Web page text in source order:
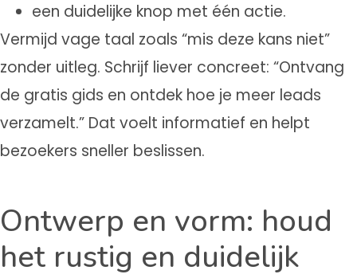
een duidelijke knop met één actie.
Vermijd vage taal zoals “mis deze kans niet”
zonder uitleg. Schrijf liever concreet: “Ontvang
de gratis gids en ontdek hoe je meer leads
verzamelt.” Dat voelt informatief en helpt
bezoekers sneller beslissen.
Ontwerp en vorm: houd
het rustig en duidelijk